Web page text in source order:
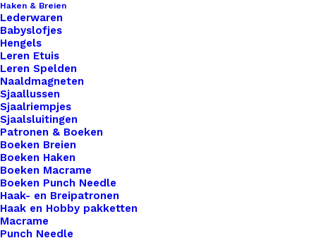
Haken & Breien
Lederwaren
Babyslofjes
Hengels
Leren Etuis
Leren Spelden
Naaldmagneten
Sjaallussen
Sjaalriempjes
Sjaalsluitingen
Patronen & Boeken
Boeken Breien
Boeken Haken
Boeken Macrame
Boeken Punch Needle
Haak- en Breipatronen
Haak en Hobby pakketten
Macrame
Punch Needle
10cm met 4,50-5,00mm naalden. .
6 op voorraad
Cahlista
Rosewood
(258)
aantal
Toevoegen aan winkelwagen
Toevoegen aan verlanglijst
Artikelnummer 50447615_cahlista_rosewood_258